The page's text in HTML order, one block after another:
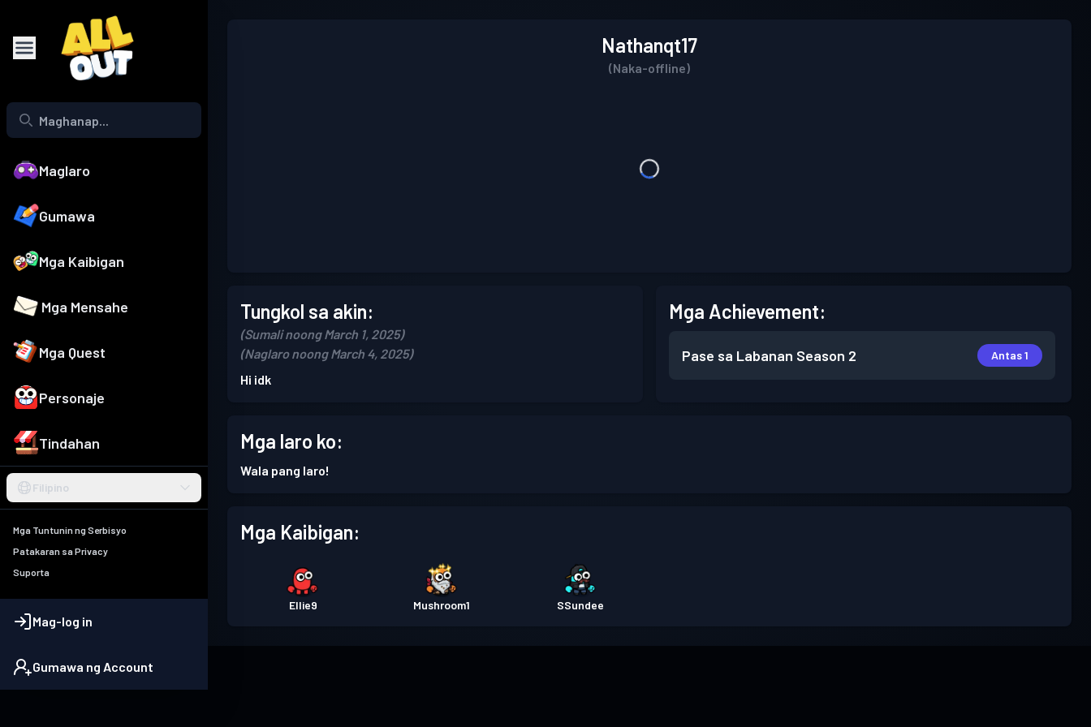
Maglaro
Gumawa
Mga Kaibigan
Mga Mensahe
Mga Quest
Personaje
Tindahan
Filipino
Mga Tuntunin ng Serbisyo
Patakaran sa Privacy
Suporta
Mag-log in
Gumawa ng Account
Nathanqt17
(Naka-offline)
Tungkol sa akin:
(Sumali noong March 1, 2025)
(Naglaro noong March 4, 2025)
Hi idk
Mga Achievement:
Pase sa Labanan Season 2 Antas 1
Mga laro ko:
Wala pang laro!
Mga Kaibigan:
Ellie9 Mushroom1 SSundee